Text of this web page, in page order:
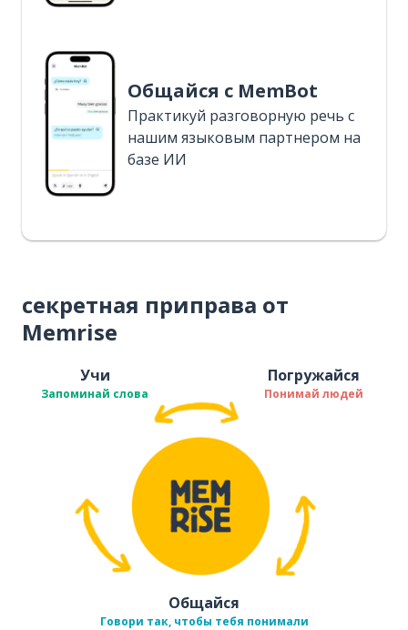
Общайся с MemBot
Практикуй разговорную речь с
нашим языковым партнером на
базе ИИ
секретная приправа от
Memrise
Учи
Запоминай слова
Погружайся
Понимай людей
Общайся
Говори так, чтобы тебя понимали